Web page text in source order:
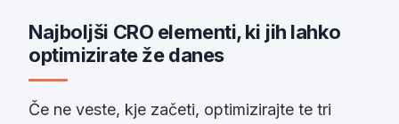
Najboljši CRO elementi, ki jih lahko
optimizirate že danes
Če ne veste, kje začeti, optimizirajte te tri